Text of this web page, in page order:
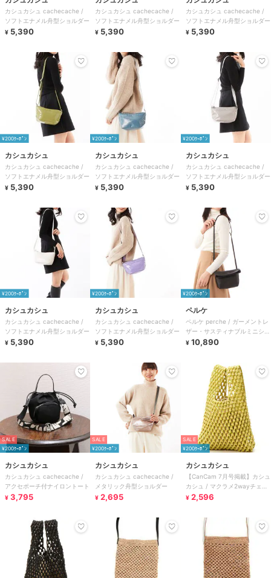
カシュカシュ cachecache /
ソフトエナメル舟型ショルダー
¥ 5,390
カシュカシュ cachecache /
ソフトエナメル舟型ショルダー
¥ 5,390
カシュカシュ cachecache /
ソフトエナメル舟型ショルダー
¥ 5,390
¥200ｸｰﾎﾟﾝ
カシュカシュ
カシュカシュ cachecache /
ソフトエナメル舟型ショルダー
¥ 5,390
¥200ｸｰﾎﾟﾝ
カシュカシュ
カシュカシュ cachecache /
ソフトエナメル舟型ショルダー
¥ 5,390
¥200ｸｰﾎﾟﾝ
カシュカシュ
カシュカシュ cachecache /
ソフトエナメル舟型ショルダー
¥ 5,390
¥200ｸｰﾎﾟﾝ
カシュカシュ
カシュカシュ cachecache /
ソフトエナメル舟型ショルダー
¥ 5,390
¥200ｸｰﾎﾟﾝ
カシュカシュ
カシュカシュ cachecache /
ソフトエナメル舟型ショルダー
¥ 5,390
¥200ｸｰﾎﾟﾝ
ペルケ
ペルケ perche / ガーメントレ
ザー・サスティナブルミニショ
ルダー
¥ 10,890
SALE
¥200ｸｰﾎﾟﾝ
カシュカシュ
カシュカシュ cachecache /
アクセポーチ付ナイロントート
¥ 3,795
SALE
¥200ｸｰﾎﾟﾝ
カシュカシュ
カシュカシュ cachecache /
メタリック舟型ショルダー
¥ 2,695
SALE
¥200ｸｰﾎﾟﾝ
カシュカシュ
【CanCam 7月号掲載】カシュ
カシュ / マクラメ2wayチェー
ンショルダー
¥ 2,596